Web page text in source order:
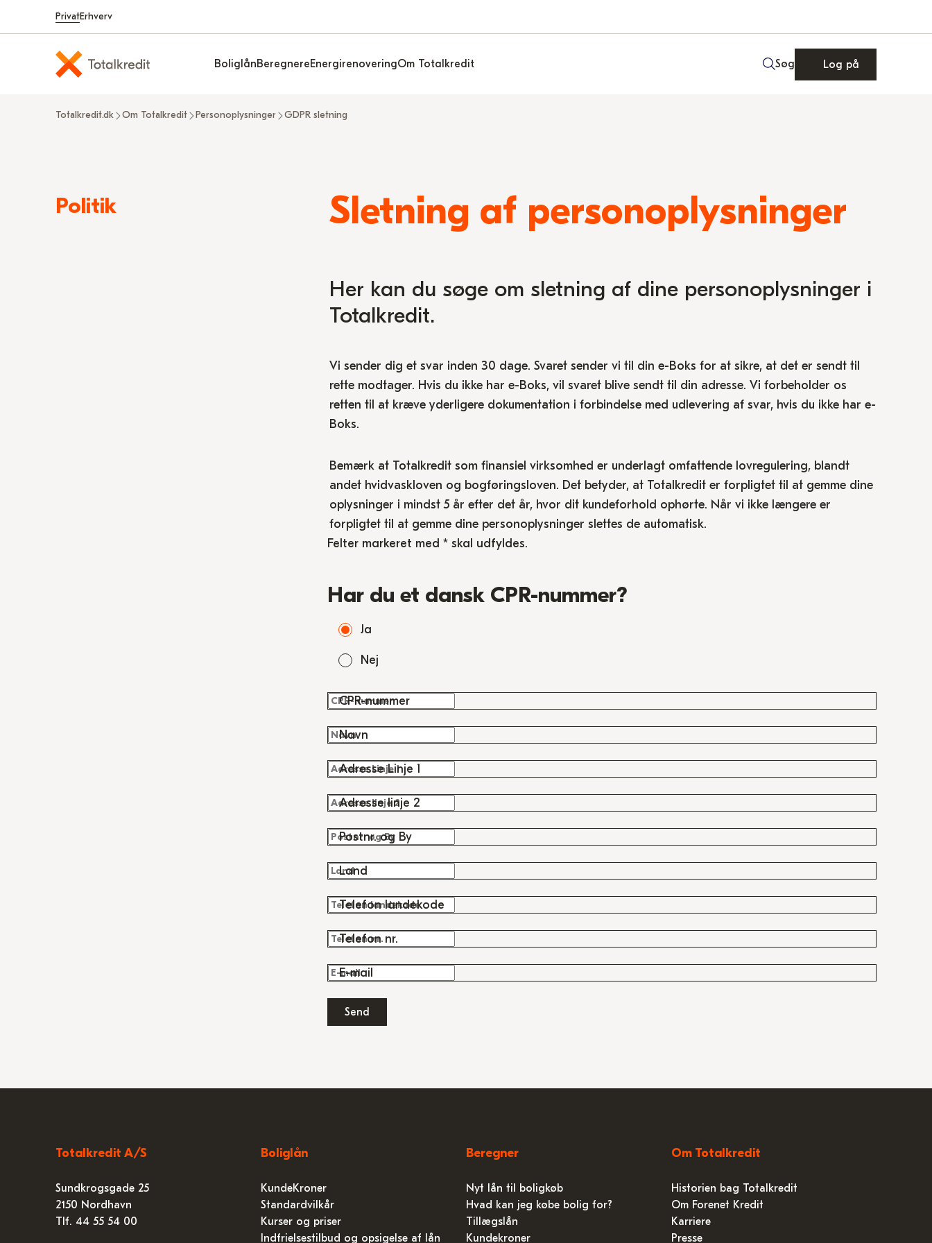
PrivatErhverv
BoliglånBeregnereEnergirenoveringOm Totalkredit Søg Log på
Totalkredit.dk Om Totalkredit Personoplysninger GDPR sletning
Read
Politik Sletning af personoplysninger
Her kan du søge om sletning af dine personoplysninger i
Totalkredit.
Vi sender dig et svar inden 30 dage. Svaret sender vi til din e-Boks for at sikre, at det er sendt til
rette modtager. Hvis du ikke har e-Boks, vil svaret blive sendt til din adresse. Vi forbeholder os
retten til at kræve yderligere dokumentation i forbindelse med udlevering af svar, hvis du ikke har e-
Boks.
Bemærk at Totalkredit som finansiel virksomhed er underlagt omfattende lovregulering, blandt
andet hvidvaskloven og bogføringsloven. Det betyder, at Totalkredit er forpligtet til at gemme dine
oplysninger i mindst 5 år efter det år, hvor dit kundeforhold ophørte. Når vi ikke længere er
forpligtet til at gemme dine personoplysninger slettes de automatisk.
Felter markeret med * skal udfyldes.
Har du et dansk CPR-nummer?
Ja
Nej
CPR-nummer
Navn
Adresse Linje 1
Adresse linje 2
Postnr. og By
Land
Telefon landekode
Telefon nr.
E-mail
Send
Totalkredit A/S
Sundkrogsgade 25
2150 Nordhavn
Tlf. 44 55 54 00
Boliglån
KundeKroner
Standardvilkår
Kurser og priser
Indfrielsestilbud og opsigelse af lån
Beregner
Nyt lån til boligkøb
Hvad kan jeg købe bolig for?
Tillægslån
Kundekroner
Om Totalkredit
Historien bag Totalkredit
Om Forenet Kredit
Karriere
Presse